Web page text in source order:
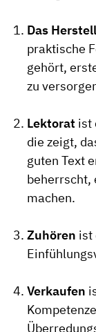
Das
praktische
gehört,
zu
Lektorat ist
die zeigt,
guten Text
beherrscht,
machen.
Zuhören ist
Verkaufen